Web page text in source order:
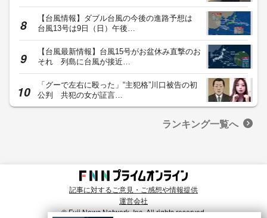
【台風情報】ダブル台風の今後の進路予想は
台風13号は9日（日）午後…
【台風最新情報】台風15号がお盆休み直撃のお
それ 列島に台風が接近…
「グーで左右に殴った」“主犯格”川口被告の初
公判 共犯の女が証言…
ランキング一覧へ
記事に対するご意見・ご感想や情報提供
運営会社
© Fuji News Network, Inc. All rights reserved.